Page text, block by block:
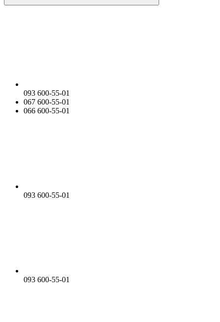
093 600-55-01
067 600-55-01
066 600-55-01
093 600-55-01
093 600-55-01